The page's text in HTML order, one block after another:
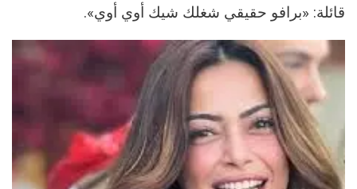
قائلة: «برافو حقيقي شغلك شيك أوي أوي».